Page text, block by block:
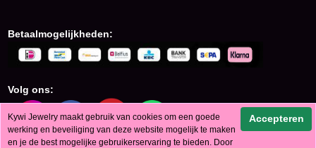
Betaalmogelijkheden:
Volg ons:
Kywi Jewelry maakt gebruik van cookies om een goede
werking en beveiliging van deze website mogelijk te maken
en je de best mogelijke gebruikerservaring te bieden. Door
Accepteren